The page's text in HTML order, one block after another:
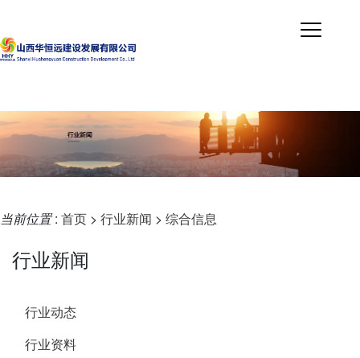
当前位置: 首页 > 行业新闻 > 综合信息
行业新闻
行业动态
行业资料